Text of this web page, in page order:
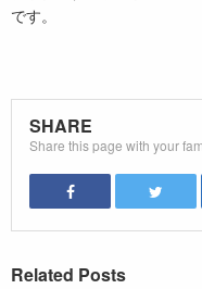
です。
SHARE
Share this page with your
Related Posts